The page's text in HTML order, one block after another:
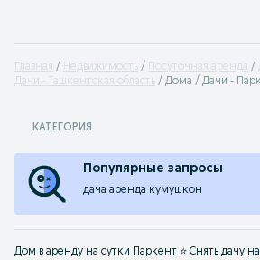
Главная Недвижимость Посуточная аренда
Дачи - Ташкентская область
Дома / Дачи -
КАТЕГОРИЯ
Популярные запросы
дача аренда кумушкон